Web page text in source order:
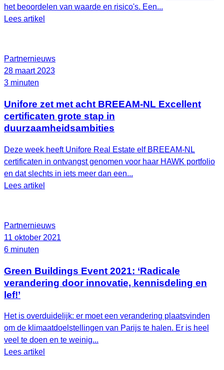
het beoordelen van waarde en risico's. Een...
Lees artikel
Partnernieuws
28 maart 2023
3 minuten
Unifore zet met acht BREEAM-NL Excellent
certificaten grote stap in
duurzaamheidsambities
Deze week heeft Unifore Real Estate elf BREEAM-NL
certificaten in ontvangst genomen voor haar HAWK portfolio
en dat slechts in iets meer dan een...
Lees artikel
Partnernieuws
11 oktober 2021
6 minuten
Green Buildings Event 2021: ‘Radicale
verandering door innovatie, kennisdeling en
lef!’
Het is overduidelijk: er moet een verandering plaatsvinden
om de klimaatdoelstellingen van Parijs te halen. Er is heel
veel te doen en te weinig...
Lees artikel